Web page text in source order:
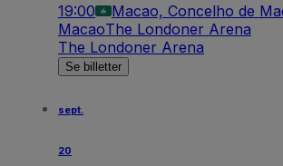
19:00
Macao, Concelho de
MacaoThe Londoner Arena
The Londoner Arena
Se billetter
sept.
20